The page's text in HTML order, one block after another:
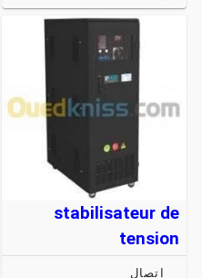
stabilisateur de
tension
إتصال